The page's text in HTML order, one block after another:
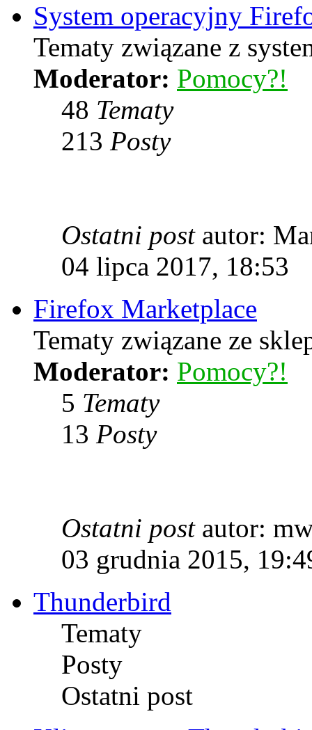
System operacyjny
Tematy związane z
Moderator: Pomocy?!
48 Tematy
213 Posty
Ostatni postautor:
04 lipca 2017, 18:53
Firefox Marketplace
Tematy związane ze
Moderator: Pomocy?!
5 Tematy
13 Posty
Ostatni postautor:
03 grudnia 2015,
Thunderbird
Tematy
Posty
Ostatni post